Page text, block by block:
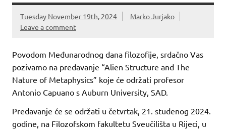
Tuesday November 19th, 2024
Marko Jurjako
Leave a comment
Povodom Međunarodnog dana filozofije, srdačno Vas
pozivamo na predavanje “Alien Structure and The
Nature of Metaphysics” koje će održati profesor
Antonio Capuano s Auburn University, SAD.
Predavanje će se održati u četvrtak, 21. studenog 2024.
godine, na Filozofskom fakultetu Sveučilišta u Rijeci, u